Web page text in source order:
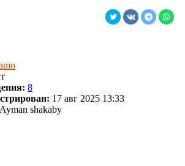
8
17 авг 2025 13:33
Ayman shakaby